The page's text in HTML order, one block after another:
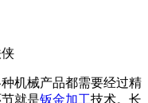
机械产品都需要经过精
就是钣金加工技术。长